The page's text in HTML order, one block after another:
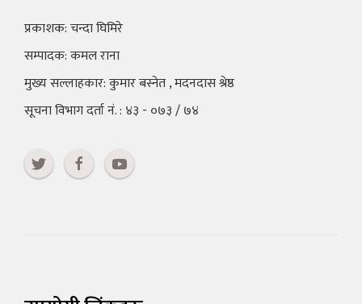
प्रकाशक: चन्दा घिमिरे
सम्पादक: कमल राना
मुख्य सल्लाहकार: कुमार बस्नेत , मदनदास श्रेष्ठ
सूचना विभाग दर्ता नं. : ४३ - ०७३ / ७४